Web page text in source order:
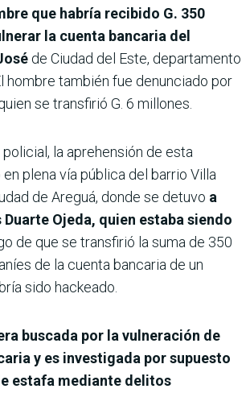
que habría recibido G. 350
la cuenta bancaria del
de Ciudad del Este, departamento
hombre también fue denunciado por
se transfirió G. 6 millones.
la aprehensión de esta
plena vía pública del barrio Villa
de Areguá, donde se detuvo a
Ojeda, quien estaba siendo
de que se transfirió la suma de 350
de la cuenta bancaria de un
sido hackeado.
buscada por la vulneración de
y es investigada por supuesto
estafa mediante delitos